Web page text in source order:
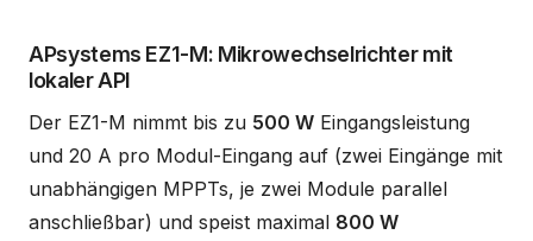
APsystems EZ1-M: Mikrowechselrichter mit
lokaler API
Der EZ1-M nimmt bis zu 500 W Eingangsleistung
und 20 A pro Modul-Eingang auf (zwei Eingänge mit
unabhängigen MPPTs, je zwei Module parallel
anschließbar) und speist maximal 800 W